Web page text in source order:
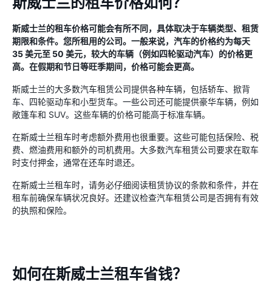
斯威士兰的租车价格可能会有所不同，具体取决于车辆类型、租赁
期限和条件。您所租用的公司。一般来说，汽车的价格约为每天
35 美元至 50 美元，较大的车辆（例如四轮驱动汽车）的价格更
高。在假期和节日等旺季期间，价格可能会更高。
斯威士兰的大多数汽车租赁公司提供各种车辆，包括轿车、掀背
车、四轮驱动车和小型货车。一些公司还可能提供豪华车辆，例如
敞篷车和 SUV。这些车辆的价格可能高于标准车辆。
在斯威士兰租车时考虑额外费用也很重要。这些可能包括保险、税
费、燃油费用和额外的司机费用。大多数汽车租赁公司要求在取车
时支付押金，通常在还车时退还。
在斯威士兰租车时，请务必仔细阅读租赁协议的条款和条件，并在
租车前确保车辆状况良好。还建议检查汽车租赁公司是否拥有有效
的执照和保险。
如何在斯威士兰租车省钱？